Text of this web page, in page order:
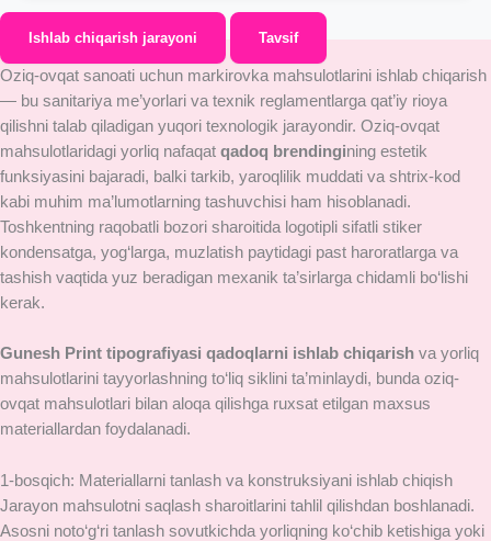
Ishlab chiqarish jarayoni Tavsif
Oziq-ovqat sanoati uchun markirovka mahsulotlarini ishlab chiqarish
— bu sanitariya me’yorlari va texnik reglamentlarga qat’iy rioya
qilishni talab qiladigan yuqori texnologik jarayondir. Oziq-ovqat
mahsulotlaridagi yorliq nafaqat qadoq brendingining estetik
funksiyasini bajaradi, balki tarkib, yaroqlilik muddati va shtrix-kod
kabi muhim ma’lumotlarning tashuvchisi ham hisoblanadi.
Toshkentning raqobatli bozori sharoitida logotipli sifatli stiker
kondensatga, yog‘larga, muzlatish paytidagi past haroratlarga va
tashish vaqtida yuz beradigan mexanik ta’sirlarga chidamli bo‘lishi
kerak.
Gunesh Print tipografiyasi qadoqlarni ishlab chiqarish va yorliq
mahsulotlarini tayyorlashning to‘liq siklini ta’minlaydi, bunda oziq-
ovqat mahsulotlari bilan aloqa qilishga ruxsat etilgan maxsus
materiallardan foydalanadi.
1-bosqich: Materiallarni tanlash va konstruksiyani ishlab chiqish
Jarayon mahsulotni saqlash sharoitlarini tahlil qilishdan boshlanadi.
Asosni noto‘g‘ri tanlash sovutkichda yorliqning ko‘chib ketishiga yoki